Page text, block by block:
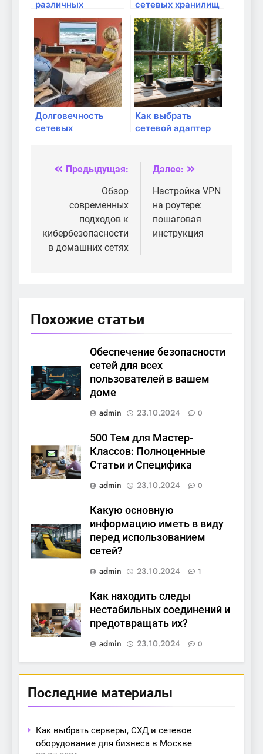
различных
форматов сетевых
кабелей
сетевых хранилищ
(NAS) для
улучшения
домашней сети
Долговечность
сетевых
внимание?
Как выбрать
сетевой адаптер
Навигация
записям
Предыдущая:
Обзор
современных
подходов к
кибербезопасности
в домашних сетях
Далее:
Настройка VPN
на роутере:
пошаговая
инструкция
Похожие статьи
Обеспечение безопасности
сетей для всех
пользователей в вашем
доме
admin
23.10.2024 0
500 Тем для Мастер-
Классов: Полноценные
Статьи и Специфика
admin
23.10.2024 0
Какую основную
информацию иметь в виду
перед использованием
сетей?
admin
23.10.2024 1
Как находить следы
нестабильных соединений и
предотвращать их?
admin
23.10.2024 0
Последние материалы
Как выбрать серверы, СХД и сетевое
оборудование для бизнеса в Москве